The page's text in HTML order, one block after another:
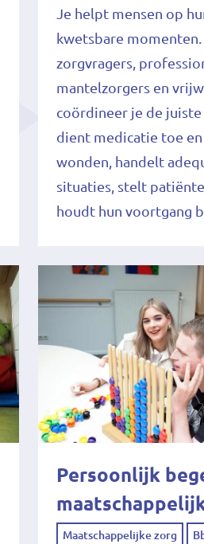
Je helpt mensen op
kwetsbare momenten.
zorgvragers,
mantelzorgers en
coördineer je de juiste
dient medicatie toe
wonden, handelt
situaties, stelt
houdt hun voortgang
Persoonlijk
Maatschappelijke zorg